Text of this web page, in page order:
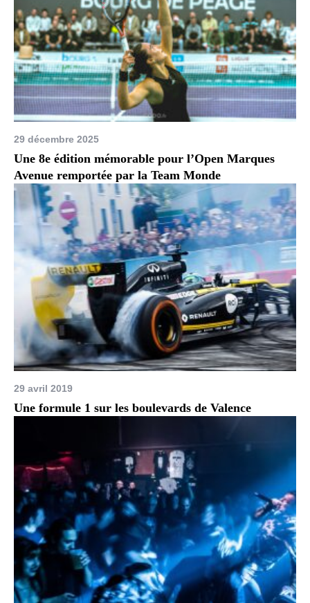
29 décembre 2025
Une 8e édition mémorable pour l’Open Marques
Avenue remportée par la Team Monde
29 avril 2019
Une formule 1 sur les boulevards de Valence